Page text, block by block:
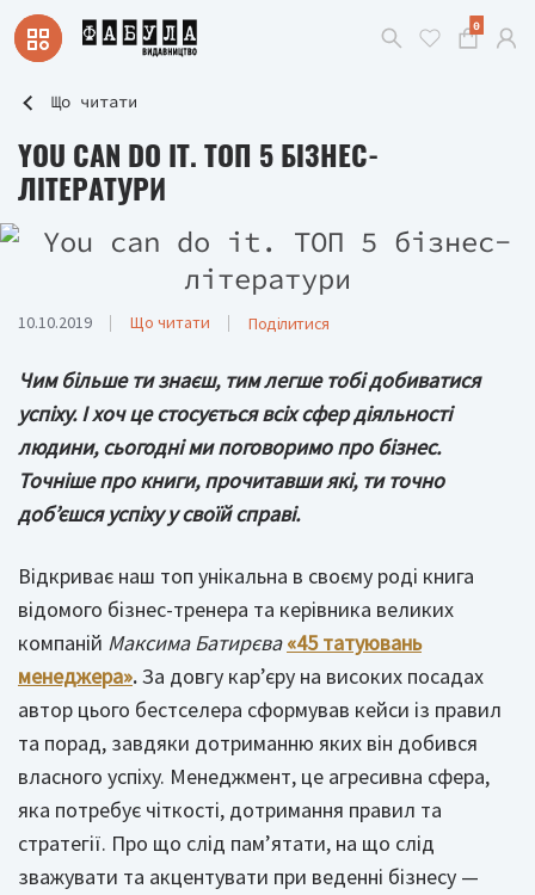
0
Що читати
YOU CAN DO IT. ТОП 5 БІЗНЕС-
ЛІТЕРАТУРИ
10.10.2019 Що читати Поділитися
Чим більше ти знаєш, тим легше тобі добиватися
успіху. І хоч це стосується всіх сфер діяльності
людини, сьогодні ми поговоримо про бізнес.
Точніше про книги, прочитавши які, ти точно
доб’єшся успіху у своїй справі.
Відкриває наш топ унікальна в своєму роді книга
відомого бізнес-тренера та керівника великих
компаній Максима Батирєва «45 татуювань
менеджера».За довгу кар’єру на високих посадах
автор цього бестселера сформував кейси із правил
та порад, завдяки дотриманню яких він добився
власного успіху. Менеджмент, це агресивна сфера,
яка потребує чіткості, дотримання правил та
стратегії. Про що слід пам’ятати, на що слід
зважувати та акцентувати при веденні бізнесу —